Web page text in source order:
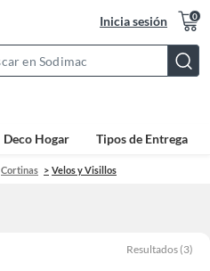
Inicia sesión 0
Bar
Deco Hogar Tipos de Entrega
Cortinas Velos y Visillos
Resultados (3)